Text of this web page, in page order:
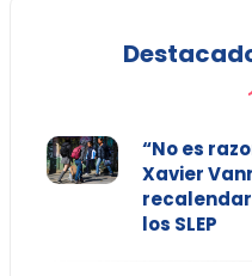
“No es
Xavier
los SLEP